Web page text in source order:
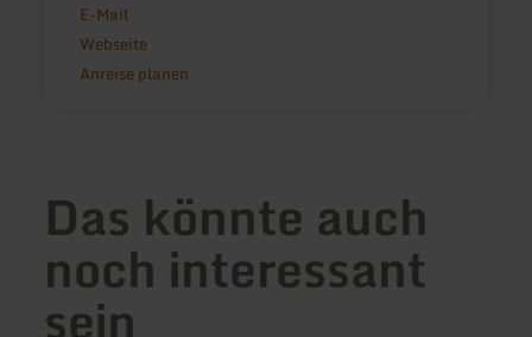
E-Mail
Webseite
Anreise planen
Das könnte auch
noch interessant
sein